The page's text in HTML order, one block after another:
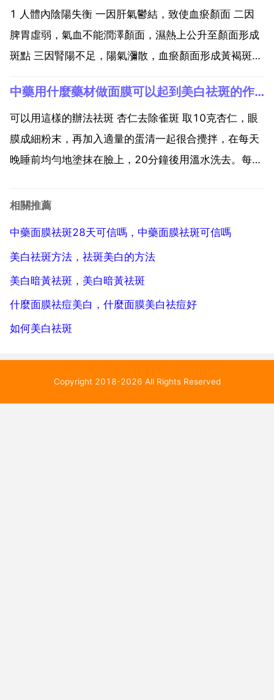
物，忌食色素深的食物，顏色深的食物含深色素多，
如...
1 人體內陰陽失衡 一因肝氣鬱結，致使血瘀顏面 二因
脾胃虛弱，氣血不能潤澤顏面，濕熱上公升至顏面形成
斑點 三因腎陽不足，陽氣瀰散，血瘀顏面形成黃褐斑。
期女性面頰部常見對稱分布的黃褐斑，但生產後體內雄
孕激素分泌恢復正常狀態後，大部分人的斑會自然減輕
或...
中藥用什麼藥材做面膜可以起到美白祛斑的作用
可以用這樣的辦法祛斑 杏仁去除雀斑 取10克杏仁，眼
膜成細粉末，再加入適量的蛋清一起很合攪拌，在每天
晚睡前均勻地塗抹在臉上，20分鐘後用溫水洗去。每天
苦瓜淡化色斑 將苦瓜放入冰箱冷藏15分分鐘，然後取
相關推薦
中藥面膜祛斑28天可信嗎，中藥面膜祛斑可信嗎
美白祛斑方法，祛斑美白的方法
美白暗黃祛斑，美白暗黃祛斑
什麼面膜祛痘美白，什麼面膜美白祛痘好
如何美白祛斑
Copyright 2018-2026 All Rights Reserved